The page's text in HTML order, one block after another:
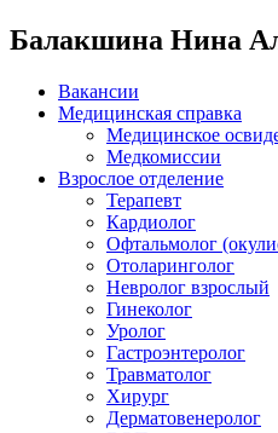
Балакшина Нина
Вакансии
Медицинская справка
Ме­дицин­ское
Медкомиссии
Взрослое отделение
Терапевт
Кардиолог
Офтальмолог
Отоларинголог
Невролог взрослый
Гинеколог
Уролог
Гастроэнтеролог
Травматолог
Хирург
Дерматовенеролог